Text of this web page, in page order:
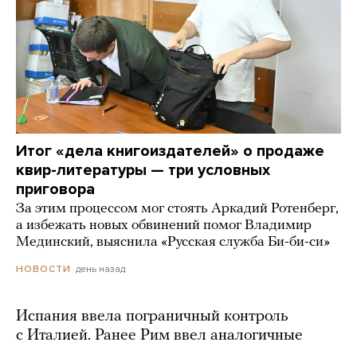
Итог «дела книгоиздателей» о продаже
квир-литературы — три условных
приговора
За этим процессом мог стоять Аркадий Ротенберг,
а избежать новых обвинений помог Владимир
Мединский, выяснила «Русская служба Би-би-си»
НОВОСТИ день назад
Испания ввела пограничный контроль
с Италией. Ранее Рим ввел аналогичные